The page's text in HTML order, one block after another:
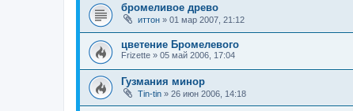
бромеливое древо
иттон » 01 мар 2007, 21:12
цветение Бромелевого
Frizette » 05 май 2006, 17:04
Гузмания минор
Tin-tin » 26 июн 2006, 14:18